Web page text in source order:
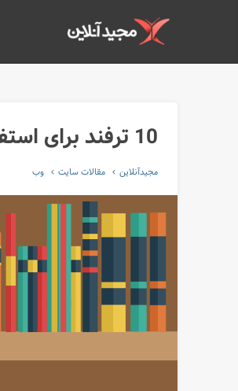
10 ترفند برای استفاده از جاوا اسکریپت بدون jQuery
مجیدآنلاین مقالات سایت وب